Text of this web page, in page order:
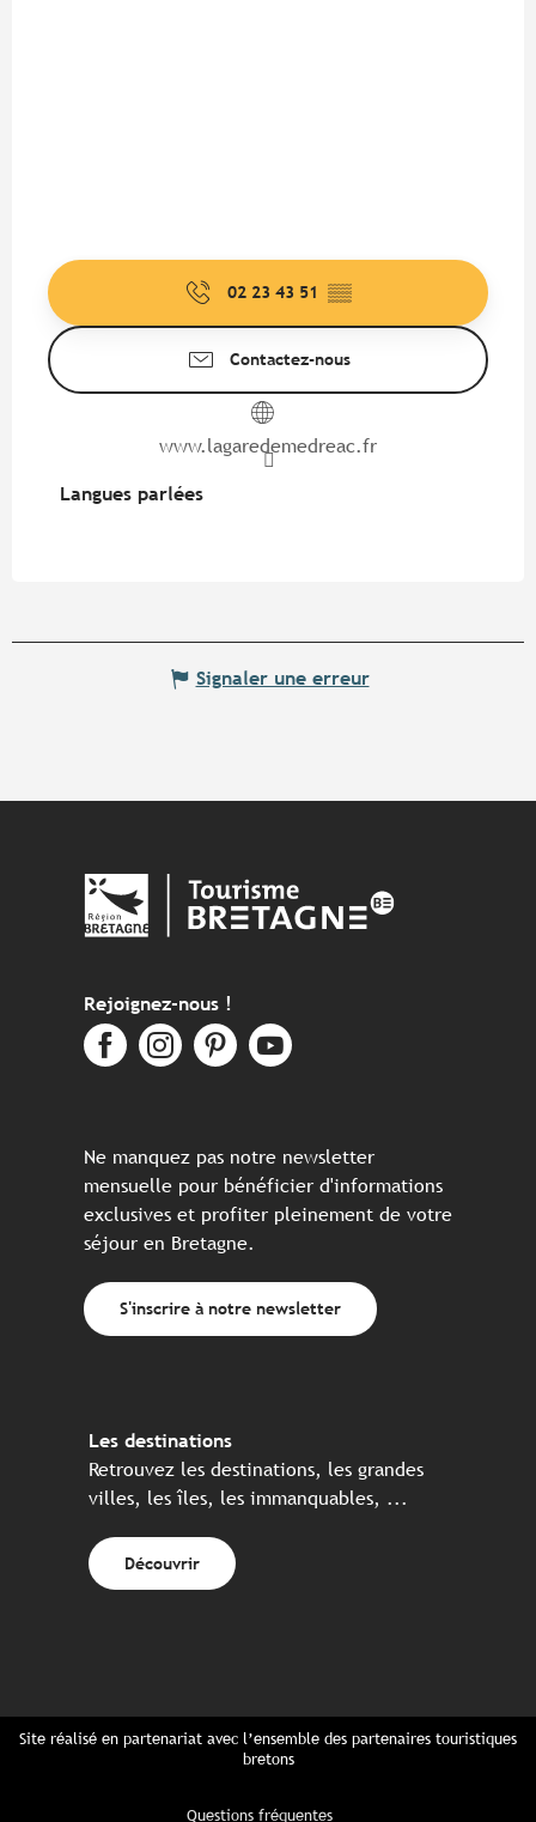
02 23 43 51 ▒▒
Contactez-nous
www.lagaredemedreac.fr
Langues parlées
Langues parlées
Signaler une erreur
Rejoignez-nous !
Ne manquez pas notre newsletter
mensuelle pour bénéficier d'informations
exclusives et profiter pleinement de votre
séjour en Bretagne.
S'inscrire à notre newsletter
Les destinations
Retrouvez les destinations, les grandes
villes, les îles, les immanquables, ...
Découvrir
Site réalisé en partenariat avec l’ensemble des partenaires touristiques
bretons
Questions fréquentes